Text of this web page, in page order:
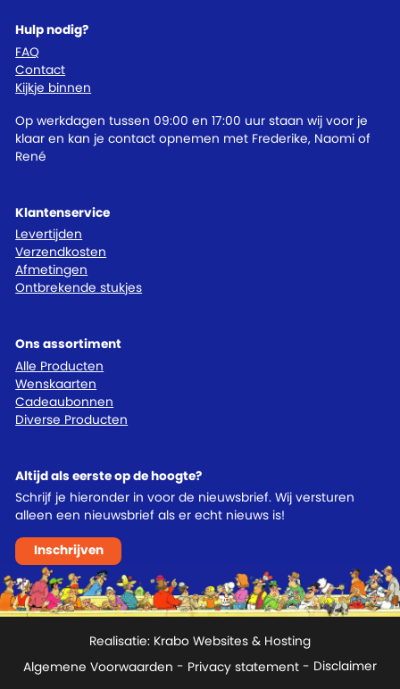
Klantenservice
Levertijden
Verzendkosten
Afmetingen
Ontbrekende stukjes
Ons assortiment
Alle Producten
Wenskaarten
Cadeaubonnen
Diverse Producten
Hulp nodig?
FAQ
Contact
Kijkje binnen
Op werkdagen tussen 09:00 en 17:00 uur staan wij voor je
klaar en kan je contact opnemen met Frederike, Naomi of
René
Altijd als eerste op de hoogte?
Schrijf je hieronder in voor de nieuwsbrief. Wij versturen
alleen een nieuwsbrief als er echt nieuws is!
Inschrijven
Realisatie: Krabo Websites & Hosting
Algemene Voorwaarden - Privacy statement - Disclaimer